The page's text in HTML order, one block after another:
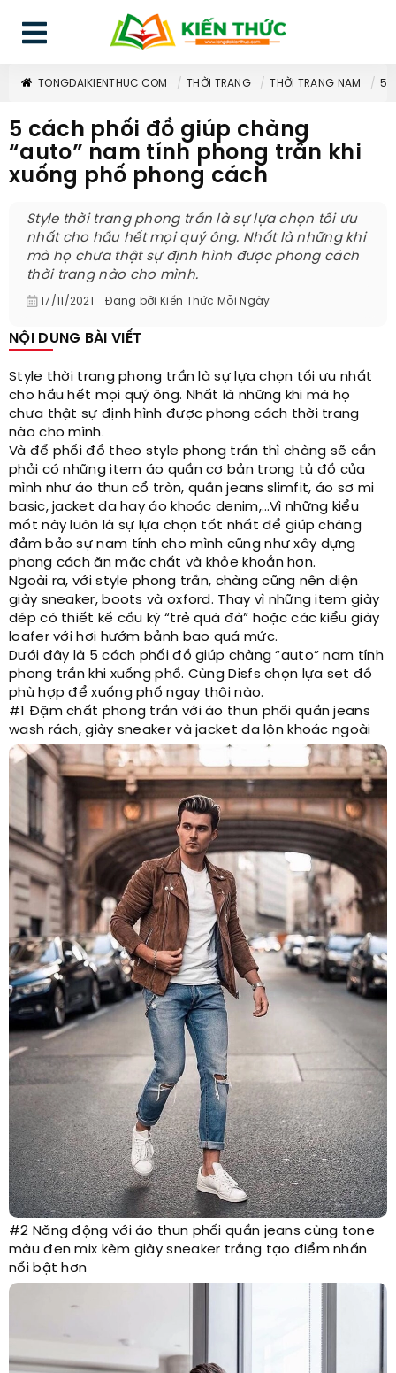
TONGDAIKIENTHUC.COM THỜI TRANG THỜI TRANG NAM 5
5 cách phối đồ giúp chàng
“auto” nam tính phong trần khi
xuống phố phong cách
Style thời trang phong trần là sự lựa chọn tối ưu
nhất cho hầu hết mọi quý ông. Nhất là những khi
mà họ chưa thật sự định hình được phong cách
thời trang nào cho mình.
17/11/2021 Đăng bởi Kiến Thức Mỗi Ngày
NỘI DUNG BÀI VIẾT
Style thời trang phong trần là sự lựa chọn tối ưu nhất
cho hầu hết mọi quý ông. Nhất là những khi mà họ
chưa thật sự định hình được phong cách thời trang
nào cho mình.
Và để phối đồ theo style phong trần thì chàng sẽ cần
phải có những item áo quần cơ bản trong tủ đồ của
mình như áo thun cổ tròn, quần jeans slimfit, áo sơ mi
basic, jacket da hay áo khoác denim,…Vì những kiểu
mốt này luôn là sự lựa chọn tốt nhất để giúp chàng
đảm bảo sự nam tính cho mình cũng như xây dựng
phong cách ăn mặc chất và khỏe khoắn hơn.
Ngoài ra, với style phong trần, chàng cũng nên diện
giày sneaker, boots và oxford. Thay vì những item giày
dép có thiết kế cầu kỳ “trẻ quá đà” hoặc các kiểu giày
loafer với hơi hướm bảnh bao quá mức.
Dưới đây là 5 cách phối đồ giúp chàng “auto” nam tính
phong trần khi xuống phố. Cùng Disfs chọn lựa set đồ
phù hợp để xuống phố ngay thôi nào.
#1 Đậm chất phong trần với áo thun phối quần jeans
wash rách, giày sneaker và jacket da lộn khoác ngoài
#2 Năng động với áo thun phối quần jeans cùng tone
màu đen mix kèm giày sneaker trắng tạo điểm nhấn
nổi bật hơn